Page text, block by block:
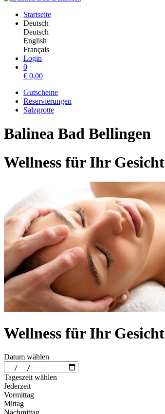
Startseite
Deutsch
Deutsch
English
Français
Login
0
€ 0,00
Gutscheine
Reservierungen
Salzgrotte
Balinea Bad Bellingen
Wellness für Ihr Gesicht
Wellness für Ihr Gesicht
Datum wählen
Tageszeit wählen
Jederzeit
Vormittag
Mittag